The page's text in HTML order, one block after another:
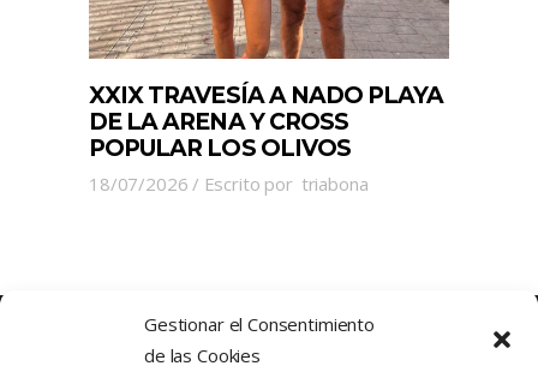
Gestionar el Consentimiento
de las Cookies
XXIX TRAVESÍA A NADO PLAYA
DE LA ARENA Y CROSS
POPULAR LOS OLIVOS
18/07/2026 Escrito por triabona